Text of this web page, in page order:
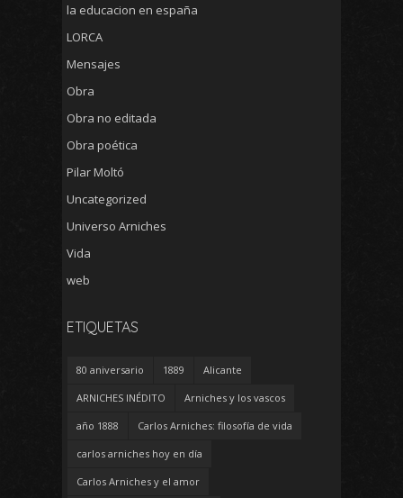
la educacion en españa
LORCA
Mensajes
Obra
Obra no editada
Obra poética
Pilar Moltó
Uncategorized
Universo Arniches
Vida
web
ETIQUETAS
80 aniversario 1889 Alicante
ARNICHES INÉDITO Arniches y los vascos
año 1888 Carlos Arniches: filosofía de vida
carlos arniches hoy en día
Carlos Arniches y el amor